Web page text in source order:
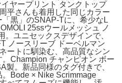
ヤープリント タンクトップ
平さんも着用した同じカラー
黒」のSNAP-Tに、希少なL
25ssウールメッシュ ノ
ユニセックスデザインで、
ノースリーブ ドーベルマン
ートに馴染む、高品質なシン
Champion チャンピオン ボー
製。新品同様のタグ付きで、
Bode × Nike Scrimmage